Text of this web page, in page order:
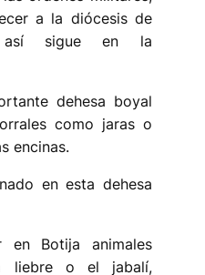
a la diócesis de
así sigue en la
dehesa boyal
como jaras o
encinas.
en esta dehesa
en Botija animales
liebre o el jabalí,